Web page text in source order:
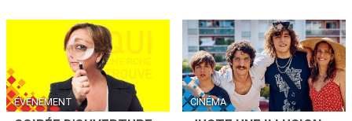
ÉVÉNEMENT CINÉMA